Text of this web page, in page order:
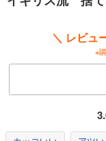
＼ レビュ
※